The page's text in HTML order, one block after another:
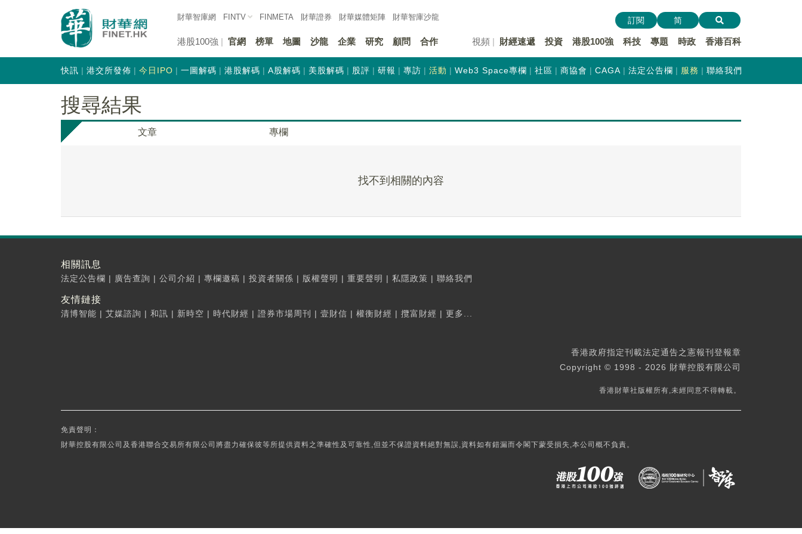
財華智庫網 FINTV FINMETA 財華證券 財華媒體矩陣 財華智庫沙龍
港股100強 官網 榜單 地圖 沙龍 企業 研究 顧問 合作 視頻 財經速遞 投資 港股100強 科技 專題 時政 香港百科
訂閱 简
快訊 港交所發佈 今日IPO 一圖解碼 港股解碼 A股解碼 美股解碼 股評 研報 專訪 活動 Web3 Space專欄 社區 商協會 CAGA 法定公告欄 服務 聯絡我們
搜尋結果
文章 專欄
找不到相關的內容
相關訊息
法定公告欄 | 廣告查詢 | 公司介紹 | 專欄邀稿 | 投資者關係 | 版權聲明 | 重要聲明 | 私隱政策 | 聯絡我們
友情鏈接
清博智能 | 艾媒諮詢 | 和訊 | 新時空 | 時代財經 | 證券市場周刊 | 壹財信 | 權衡財經 | 攬富財經 | 更多...
香港政府指定刊載法定通告之憲報刊登報章
Copyright © 1998 - 2026 財華控股有限公司
香港財華社版權所有,未經同意不得轉載。
免責聲明：
財華控股有限公司及香港聯合交易所有限公司將盡力確保彼等所提供資料之準確性及可靠性,但並不保證資料絕對無誤,資料如有錯漏而令閣下蒙受損失,本公司概不負責。